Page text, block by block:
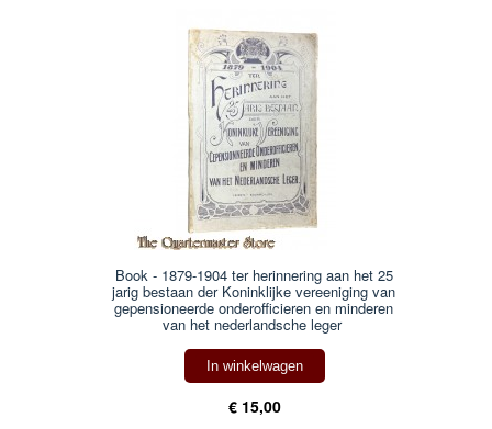
Book - 1879-1904 ter herinnering aan het 25
jarig bestaan der Koninklijke vereeniging van
gepensioneerde onderofficieren en minderen
van het nederlandsche leger
In winkelwagen
€ 15,00